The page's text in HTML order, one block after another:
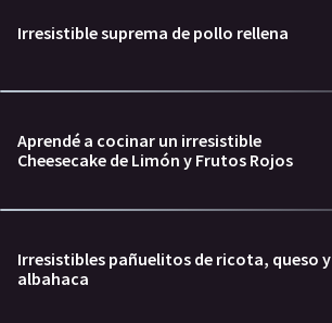
Irresistible suprema de pollo rellena
Aprendé a cocinar un irresistible
Cheesecake de Limón y Frutos Rojos
Irresistibles pañuelitos de ricota, queso y
albahaca